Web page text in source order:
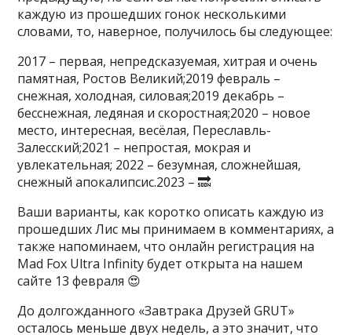
каждую из прошедших гонок несколькими
словами, то, наверное, получилось бы следующее:
2017 – первая, непредсказуемая, хитрая и очень
памятная, Ростов Великий;2019 февраль –
снежная, холодная, силовая;2019 декабрь –
бесснежная, ледяная и скоростная;2020 – новое
место, интересная, весёлая, Переславль-
Залесский;2021 – непростая, мокрая и
увлекательная; 2022 – безумная, сложнейшая,
снежный апокалипсис.2023 – 🔜
Ваши варианты, как коротко описать каждую из
прошедших Лис мы принимаем в комментариях, а
также напоминаем, что онлайн регистрация на
Mad Fox Ultra Infinity будет открыта на нашем
сайте 13 февраля 😍
До долгожданного «Завтрака Друзей GRUT»
осталось меньше двух недель, а это значит, что